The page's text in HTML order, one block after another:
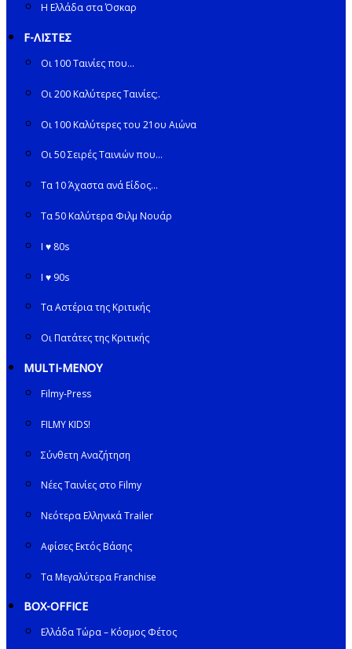
Η Ελλάδα στα Όσκαρ
F-ΛΙΣΤΕΣ
Οι 100 Ταινίες που…
Οι 200 Καλύτερες Ταινίες;.
Οι 100 Καλύτερες του 21ου Αιώνα
Οι 50 Σειρές Ταινιών που…
Τα 10 Άχαστα ανά Είδος…
Τα 50 Καλύτερα Φιλμ Νουάρ
I ♥ 80s
I ♥ 90s
Τα Αστέρια της Κριτικής
Οι Πατάτες της Κριτικής
MULTI-ΜΕΝΟΥ
Filmy-Press
FILMY KIDS!
Σύνθετη Αναζήτηση
Νέες Ταινίες στο Filmy
Νεότερα Ελληνικά Trailer
Αφίσες Εκτός Βάσης
Τα Μεγαλύτερα Franchise
BOX-OFFICE
Ελλάδα Τώρα – Κόσμος Φέτος